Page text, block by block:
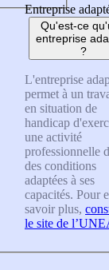
Entreprise
Qu'est-ce
entreprise
?
L'entreprise
permet à un
en situation de
handicap
une activité
professionnelle
des conditions
adaptées à ses
capacités. Pour
savoir plus,
le site de